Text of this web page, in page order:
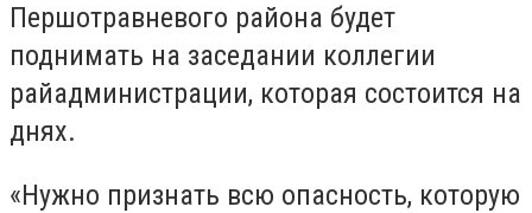
Першотравневого района будет
поднимать на заседании коллегии
райадминистрации, которая состоится на
днях.
«Нужно признать всю опасность, которую